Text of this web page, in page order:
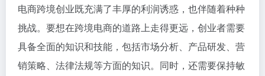
电商跨境创业既充满了丰厚的利润诱惑，也伴随着种种
挑战。要想在跨境电商的道路上走得更远，创业者需要
具备全面的知识和技能，包括市场分析、产品研发、营
销策略、法律法规等方面的知识。同时，还需要保持敏